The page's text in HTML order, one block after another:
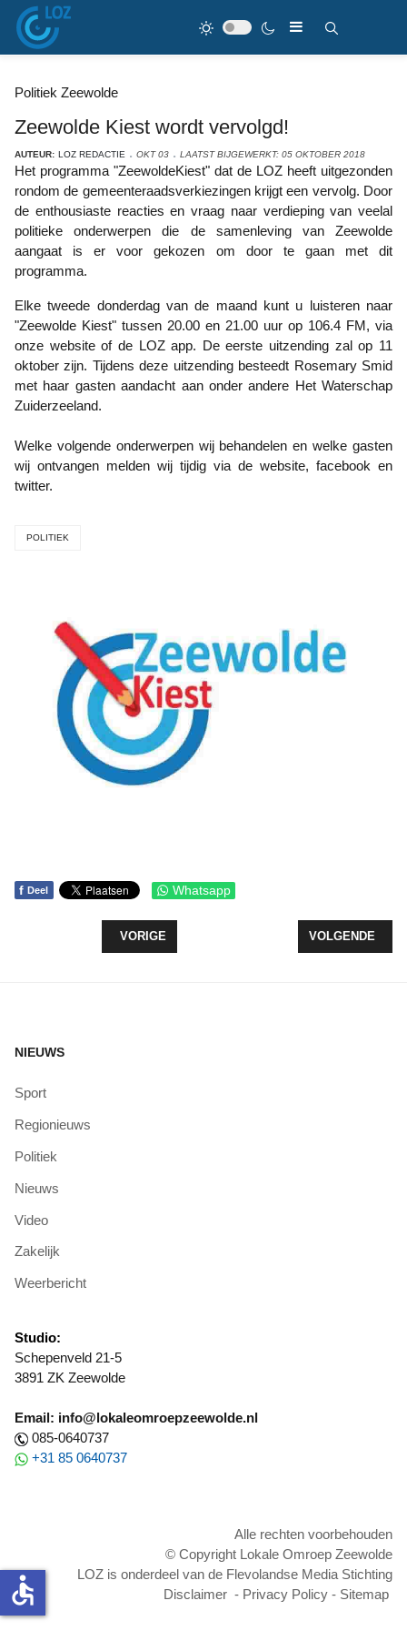
Politiek Zeewolde
Zeewolde Kiest wordt vervolgd!
AUTEUR: LOZ REDACTIE OKT 03 LAATST BIJGEWERKT: 05 OKTOBER 2018
Het programma "ZeewoldeKiest" dat de LOZ heeft uitgezonden
rondom de gemeenteraadsverkiezingen krijgt een vervolg. Door
de enthousiaste reacties en vraag naar verdieping van veelal
politieke onderwerpen die de samenleving van Zeewolde
aangaat is er voor gekozen om door te gaan met dit
programma.
Elke tweede donderdag van de maand kunt u luisteren naar
"Zeewolde Kiest" tussen 20.00 en 21.00 uur op 106.4 FM, via
onze website of de LOZ app. De eerste uitzending zal op 11
oktober zijn. Tijdens deze uitzending besteedt Rosemary Smid
met haar gasten aandacht aan onder andere Het Waterschap
Zuiderzeeland.
Welke volgende onderwerpen wij behandelen en welke gasten
wij ontvangen melden wij tijdig via de website, facebook en
twitter.
POLITIEK
f Deel Whatsapp
VORIG ARTIKEL: BEANTWOORDING EX ARTIKEL
VORIGE VOLGENDE
VOLGENDE
NIEUWS
Sport
Regionieuws
Politiek
Nieuws
Video
Zakelijk
Weerbericht
Studio:
Schepenveld 21-5
3891 ZK Zeewolde
Email: info@lokaleomroepzeewolde.nl
085-0640737
+31 85 0640737
Alle rechten voorbehouden
© Copyright Lokale Omroep Zeewolde
LOZ is onderdeel van de Flevolandse Media Stichting
Disclaimer - Privacy Policy - Sitemap
accessible